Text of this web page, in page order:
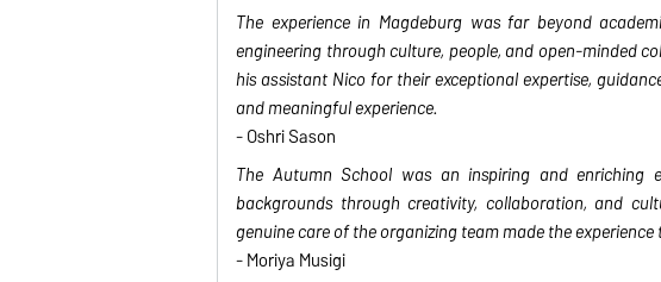
The experience in Magdeburg was far beyond
engineering through culture, people, and open-minded
his assistant Nico for their exceptional expertise,
and meaningful experience.
- Oshri Sason
The Autumn School was an inspiring and enriching
backgrounds through creativity, collaboration, and
genuine care of the organizing team made the
- Moriya Musigi